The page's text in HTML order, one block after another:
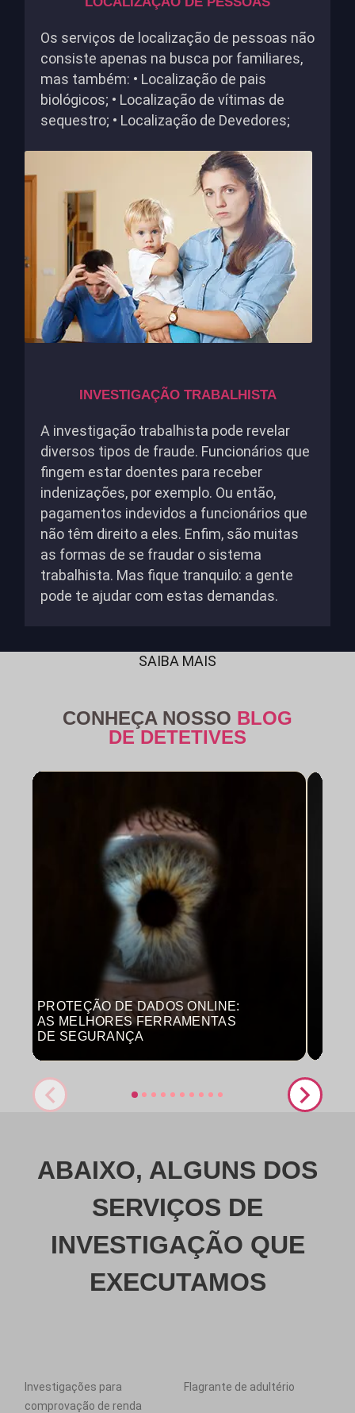
Os serviços de localização de pessoas não
consiste apenas na busca por familiares,
mas também: • Localização de pais
biológicos; • Localização de vítimas de
sequestro; • Localização de Devedores;
INVESTIGAÇÃO TRABALHISTA
A investigação trabalhista pode revelar
diversos tipos de fraude. Funcionários que
fingem estar doentes para receber
indenizações, por exemplo. Ou então,
pagamentos indevidos a funcionários que
não têm direito a eles. Enfim, são muitas
as formas de se fraudar o sistema
trabalhista. Mas fique tranquilo: a gente
pode te ajudar com estas demandas.
SAIBA MAIS
CONHEÇA NOSSO BLOG
DE DETETIVES
PROTEÇÃO DE DADOS ONLINE:
AS MELHORES FERRAMENTAS
DE SEGURANÇA
ABAIXO, ALGUNS DOS
SERVIÇOS DE
INVESTIGAÇÃO QUE
EXECUTAMOS
Investigações para
comprovação de renda
Flagrante de adultério